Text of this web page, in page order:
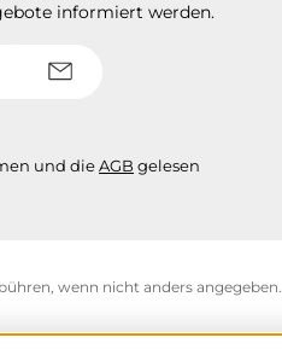
informiert werden.
und dieAGB gelesen
wenn nicht anders angegeben.